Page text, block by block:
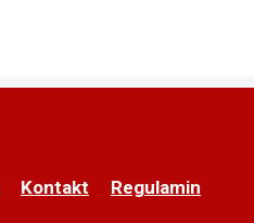
Kontakt Regulamin